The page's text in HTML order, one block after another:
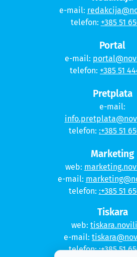
e-mail:
telefon: +385 51
Portal
e-mail:
telefon: +385 51
Pretplata
e-mail:
telefon: :+385 51
Marketing
web:
e-mail:
telefon: :+385 51
Tiskara
web:
e-mail:
telefon::+385 51